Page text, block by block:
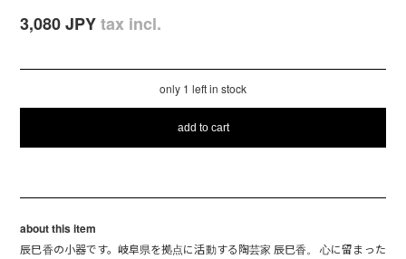
3,080 JPYtax incl.
only 1 left in stock
add to cart
about this item
辰巳香の小器です。岐阜県を拠点に活動する陶芸家 辰巳香。 心に留まった